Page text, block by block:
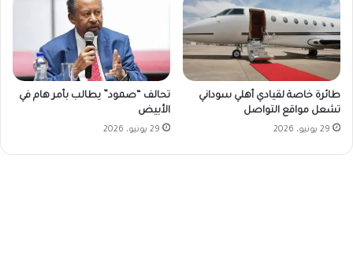
طائرة خاصة لقيادي أهلي سوداني
تشعل مواقع التواصل
29 يونيو، 2026
تحالف “صمود” يطالب بأمر هام في
الأبيض
29 يونيو، 2026